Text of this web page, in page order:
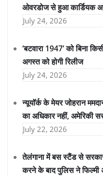
ओवरडोज से हुआ कार्डियक
July 24, 2026
‘बटवारा 1947’ को बिना
अगस्त को होगी रिलीज
July 24, 2026
न्यूयॉर्क के मेयर जोहरान
का अधिकार नहीं, अमेरिकी
July 22, 2026
तेलंगाना में बस स्टैंड से
करने के बाद पुलिस ने फिल्मी